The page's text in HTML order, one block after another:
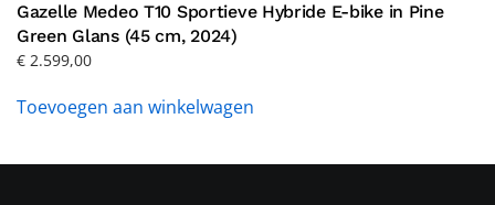
Gazelle Medeo T10 Sportieve Hybride E-bike in Pine
Green Glans (45 cm, 2024)
€ 2.599,00
Toevoegen aan winkelwagen